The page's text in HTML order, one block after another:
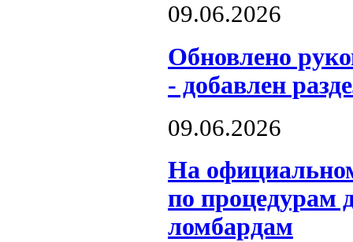
09.06.2026
Обновлено
- добавлен
09.06.2026
На
по процедурам
ломбардам